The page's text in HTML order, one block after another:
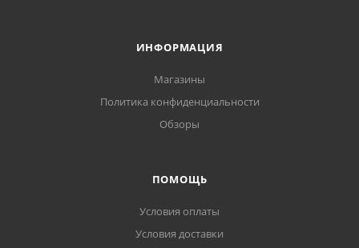
ИНФОРМАЦИЯ
Магазины
Политика конфиденциальности
Обзоры
ПОМОЩЬ
Условия оплаты
Условия доставки